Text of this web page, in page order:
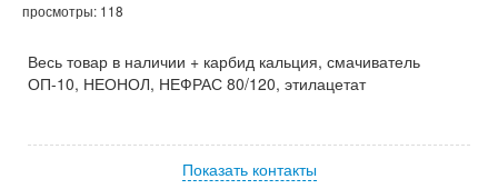
просмотры: 118
Весь товар в наличии + карбид кальция, смачиватель
ОП-10, НЕОНОЛ, НЕФРАС 80/120, этилацетат
Показать контакты